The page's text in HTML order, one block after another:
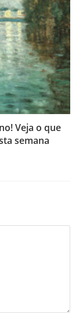
Veja o que
semana